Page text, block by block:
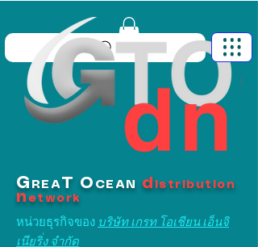
G REA T O CEAN d istribution
n etwork
หน่วยธุรกิจของ บริษัท เกรท โอเชียน เอ็นจิ
เนียริ่ง จำกัด